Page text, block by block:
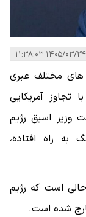
های مختلف عبری
تجاوز آمریکایی
وزیر اسبق رژیم
به راه افتاده،
است که رژیم
شده است.